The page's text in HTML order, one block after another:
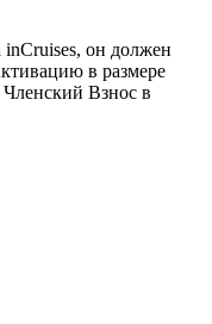
inCruises, он должен
в размере
Взнос в